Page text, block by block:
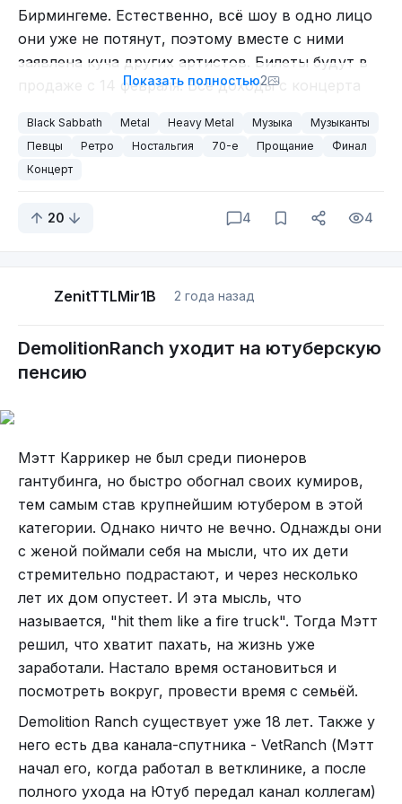
обойти стороной, но мне принципиально стало
важно передать всю глубину контекста, иначе в
отрыве от него читатель не нарисует в своём
воображении ту сцену, с которой связана фраза.
А в ДнД-шной компании контекст может
развиваться в многокилометровую цепочку
событий и персонажей.
Отработав эпизод 30, я набрал не так много
материала, поэтому просмотрел ещё два
эпизода. В какой-то момент мне подумалось,
что надо полностью рассказать события,
предшествовавшие сюжетной арке Брайрвудов
в разрезе судьбы Персиваля де Роло, и то, что
произошло в рамке в 20-х эпизодах (вроде, она
начинается с эпизода 27 или 28, влом вики
Осборн сказал: «Я впервые разместил
объявление в городском музыкальном магазине.
пролетело так быстро. Это потрясающе. Я думаю
купить мне микрофон. Если бы только он мог
сейчас здесь присуствовать. Думаю, он был бы
Уорд добавил: «Это просто ошеломляет. Я так
горд быть астонцем. Именно там я приобрел
свой характер. Благославленье — и проклятье! —
встреча с Тони, когда мне было 15, и я
благодарен за судьбе за то, что познакомился с
Бирмингеме. Естественно, всё шоу в одно лицо
они уже не потянут, поэтому вместе с ними
заявлена куча других артистов. Билеты будут в
продаже с 14 февраля. Все доходы с концерта
благотворительными фондами.
Для справки, каждый из членов оригинального
состава имеет более чем 10-летний стаж
плотного сидения на наркотиках. Рекордсмен -
Показать полностью2
Black Sabbath Metal Heavy Metal Музыка
Музыканты
Певцы
Ретро Ностальгия 70-е Прощание
Финал
Концерт
20 4 4
ZenitTTLMir1B 2 года назад
DemolitionRanch уходит на ютуберскую
пенсию
Мэтт Каррикер не был среди пионеров
гантубинга, но быстро обогнал своих кумиров,
тем самым став крупнейшим ютубером в этой
категории. Однако ничто не вечно. Однажды они
с женой поймали себя на мысли, что их дети
стремительно подрастают, и через несколько
лет их дом опустеет. И эта мысль, что
называется, "hit them like a fire truck". Тогда Мэтт
решил, что хватит пахать, на жизнь уже
заработали. Настало время остановиться и
посмотреть вокруг, провести время с семьёй.
Demolition Ranch существует уже 18 лет. Также у
него есть два канала-спутника - VetRanch (Мэтт
начал его, когда работал в ветклинике, а после
полного ухода на Ютуб передал канал коллегам)